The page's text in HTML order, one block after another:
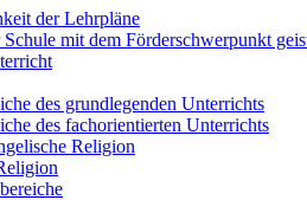
der Lehrpläne
mit dem Förderschwerpunkt
des grundlegenden Unterrichts
des fachorientierten Unterrichts
Religion